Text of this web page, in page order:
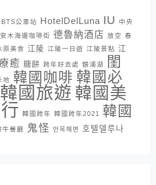
BTS公車站 HotelDelLuna IU
中央
安木海邊咖啡街 德魯納酒店 放空 春
原美食 江陵 江陵一日遊 江陵景點 江
癒 糖餅 跨年好去處 鏡浦湖
閨
地 韓國咖啡 韓國必
韓國旅遊 韓國美
韓國跨年 韓國跨年2021
韓國
牛餐廳 鬼怪 안목해변 호텔델루나